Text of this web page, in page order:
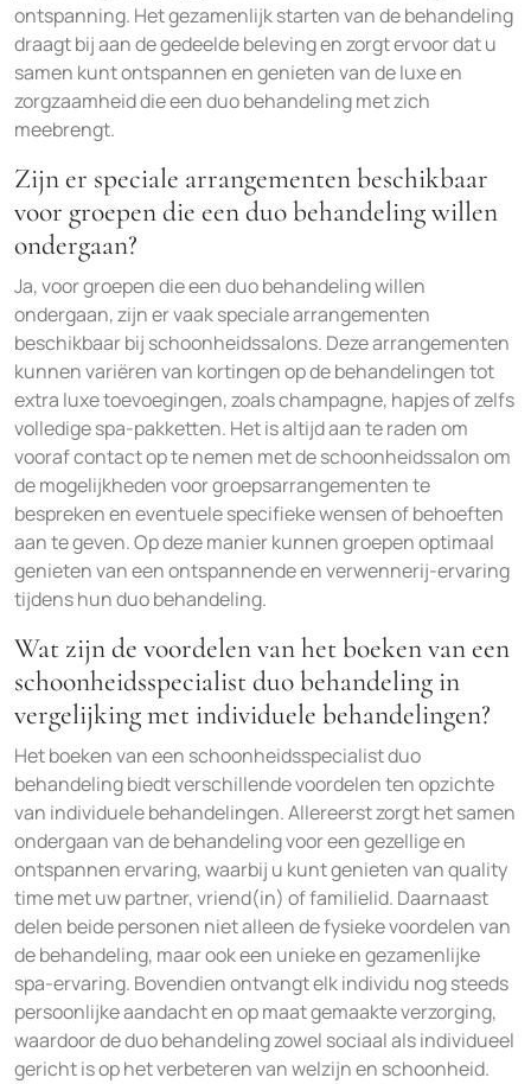
ontspanning. Het gezamenlijk starten van de behandeling
draagt bij aan de gedeelde beleving en zorgt ervoor dat u
samen kunt ontspannen en genieten van de luxe en
zorgzaamheid die een duo behandeling met zich
meebrengt.
Zijn er speciale arrangementen beschikbaar
voor groepen die een duo behandeling willen
ondergaan?
Ja, voor groepen die een duo behandeling willen
ondergaan, zijn er vaak speciale arrangementen
beschikbaar bij schoonheidssalons. Deze arrangementen
kunnen variëren van kortingen op de behandelingen tot
extra luxe toevoegingen, zoals champagne, hapjes of zelfs
volledige spa-pakketten. Het is altijd aan te raden om
vooraf contact op te nemen met de schoonheidssalon om
de mogelijkheden voor groepsarrangementen te
bespreken en eventuele specifieke wensen of behoeften
aan te geven. Op deze manier kunnen groepen optimaal
genieten van een ontspannende en verwennerij-ervaring
tijdens hun duo behandeling.
Wat zijn de voordelen van het boeken van een
schoonheidsspecialist duo behandeling in
vergelijking met individuele behandelingen?
Het boeken van een schoonheidsspecialist duo
behandeling biedt verschillende voordelen ten opzichte
van individuele behandelingen. Allereerst zorgt het samen
ondergaan van de behandeling voor een gezellige en
ontspannen ervaring, waarbij u kunt genieten van quality
time met uw partner, vriend(in) of familielid. Daarnaast
delen beide personen niet alleen de fysieke voordelen van
de behandeling, maar ook een unieke en gezamenlijke
spa-ervaring. Bovendien ontvangt elk individu nog steeds
persoonlijke aandacht en op maat gemaakte verzorging,
waardoor de duo behandeling zowel sociaal als individueel
gericht is op het verbeteren van welzijn en schoonheid.